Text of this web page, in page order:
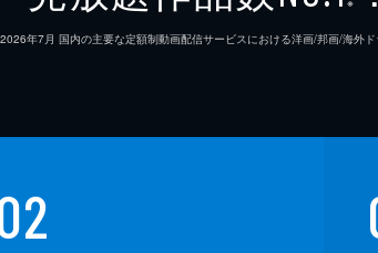
年7⽉ 国内の主要な定額制動画配信サービスにおける洋画/邦画/海外